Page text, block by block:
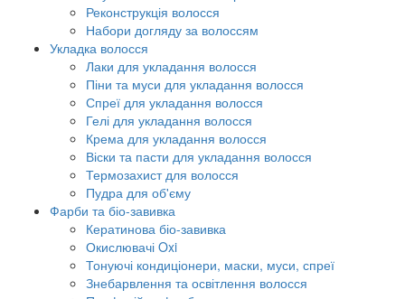
Реконструкція волосся
Набори догляду за волоссям
Укладка волосся
Лаки для укладання волосся
Піни та муси для укладання волосся
Спреї для укладання волосся
Гелі для укладання волосся
Крема для укладання волосся
Віски та пасти для укладання волосся
Термозахист для волосся
Пудра для об'єму
Фарби та біо-завивка
Кератинова біо-завивка
Окислювачі Oxi
Тонуючі кондиціонери, маски, муси, спреї
Знебарвлення та освітлення волосся